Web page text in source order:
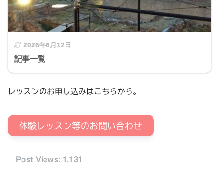
2026年6月12日
記事一覧
レッスンのお申し込みはこちらから。
体験レッスン等のお問い合わせ
Post Views: 1,131